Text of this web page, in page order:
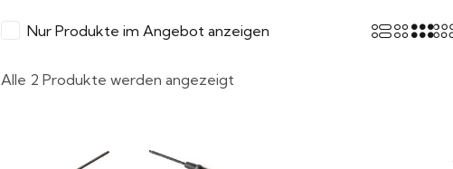
Nur Produkte im Angebot anzeigen
Alle 2 Produkte werden angezeigt